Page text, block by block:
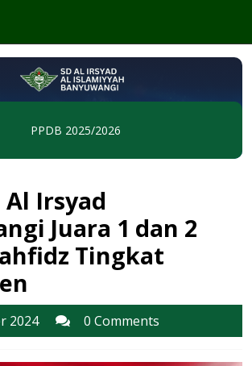
PPDB 2025/2026
Al Irsyad
Juara 1 dan 2
Tingkat
2024
6
September
2024
0 Comments